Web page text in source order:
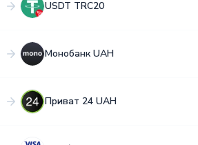
USDT TRC20
Монобанк UAH
Приват 24 UAH